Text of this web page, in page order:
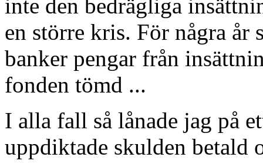
inte den bedrägliga
en större kris. För några år
banker pengar från
fonden tömd ...
I alla fall så lånade jag på
uppdiktade skulden betald